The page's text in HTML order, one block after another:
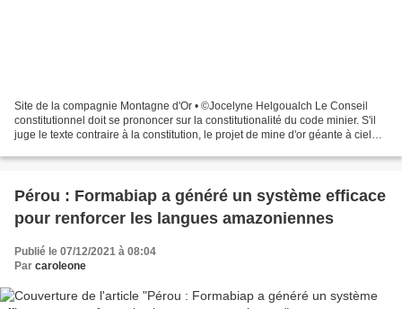
Site de la compagnie Montagne d'Or • ©Jocelyne Helgoualch Le Conseil
constitutionnel doit se prononcer sur la constitutionalité du code minier. S'il
juge le texte contraire à la constitution, le projet de mine d'or géante à ciel
Pérou : Formabiap a généré un système efficace
pour renforcer les langues amazoniennes
Publié le 07/12/2021 à 08:04
Par caroleone